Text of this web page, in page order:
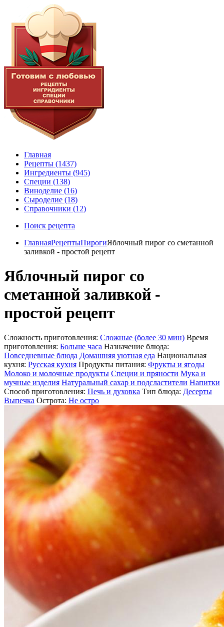
Главная
Рецепты (1437)
Ингредиенты (945)
Специи (138)
Виноделие (16)
Сыроделие (18)
Справочники (12)
Поиск рецепта
ГлавнаяРецептыПирогиЯблочный пирог со сметанной
заливкой - простой рецепт
Яблочный пирог со
сметанной заливкой -
простой рецепт
Сложность приготовления: Сложные (более 30 мин) Время
приготовления: Больше часа Назначение блюда:
Повседневные блюда Домашняя уютная еда Национальная
кухня: Русская кухня Продукты питания: Фрукты и ягоды
Молоко и молочные продукты Специи и пряности Мука и
мучные изделия Натуральный сахар и подсластители Напитки
Способ приготовления: Печь и духовка Тип блюда: Десерты
Выпечка Острота: Не остро